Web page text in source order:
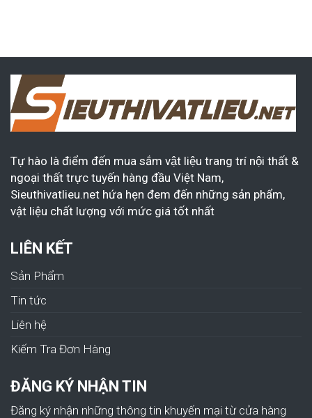
Tự hào là điểm đến mua sắm vật liệu trang trí nội thất &
ngoại thất trực tuyến hàng đầu Việt Nam,
Sieuthivatlieu.net hứa hẹn đem đến những sản phẩm,
vật liệu chất lượng với mức giá tốt nhất
LIÊN KẾT
Sản Phẩm
Tin tức
Liên hệ
Kiếm Tra Đơn Hàng
ĐĂNG KÝ NHẬN TIN
Đăng ký nhận những thông tin khuyến mại từ cửa hàng